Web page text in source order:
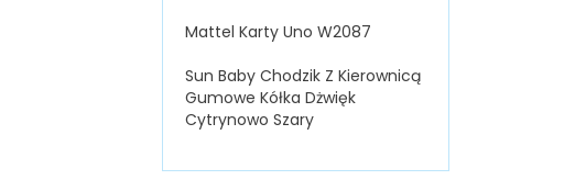
Mattel Karty Uno W2087
Sun Baby Chodzik Z Kierownicą
Gumowe Kółka Dżwięk
Cytrynowo Szary